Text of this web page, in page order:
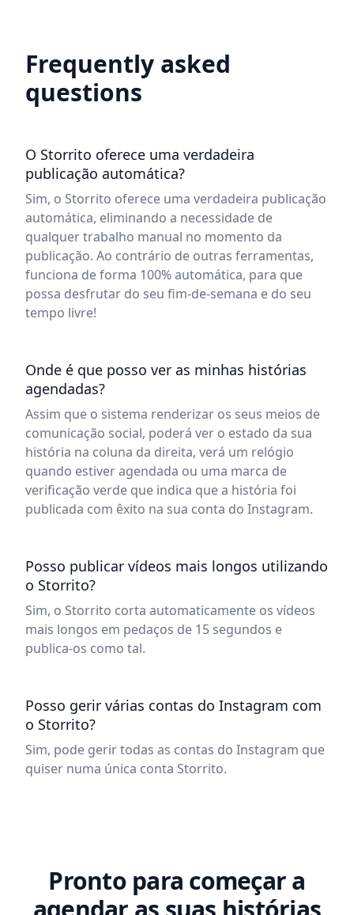
Frequently asked
questions
O Storrito oferece uma verdadeira
publicação automática?
Sim, o Storrito oferece uma verdadeira publicação
automática, eliminando a necessidade de
qualquer trabalho manual no momento da
publicação. Ao contrário de outras ferramentas,
funciona de forma 100% automática, para que
possa desfrutar do seu fim-de-semana e do seu
tempo livre!
Onde é que posso ver as minhas histórias
agendadas?
Assim que o sistema renderizar os seus meios de
comunicação social, poderá ver o estado da sua
história na coluna da direita, verá um relógio
quando estiver agendada ou uma marca de
verificação verde que indica que a história foi
publicada com êxito na sua conta do Instagram.
Posso publicar vídeos mais longos utilizando
o Storrito?
Sim, o Storrito corta automaticamente os vídeos
mais longos em pedaços de 15 segundos e
publica-os como tal.
Posso gerir várias contas do Instagram com
o Storrito?
Sim, pode gerir todas as contas do Instagram que
quiser numa única conta Storrito.
Pronto para começar a